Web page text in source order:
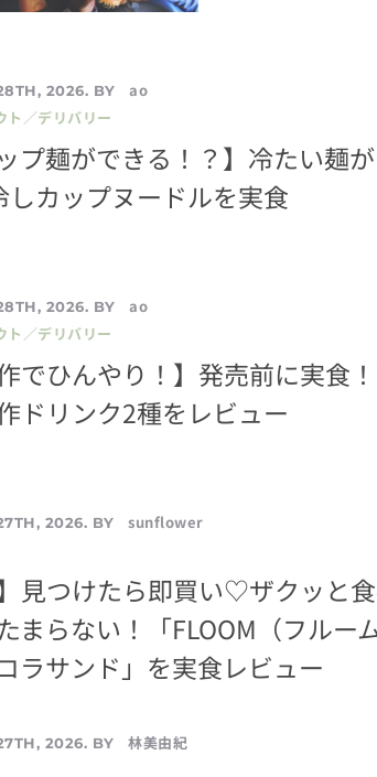
2026. BY
ao
／デリバリー
プ麺ができる！？】冷たい麺
カップヌードルを実食
2026. BY
ao
／デリバリー
でひんやり！】発売前に実食
ドリンク2種をレビュー
2026. BY
sunflower
見つけたら即買い♡ザクッと
まらない！「FLOOM（フルー
ラサンド」を実食レビュー
2026. BY
林美由紀